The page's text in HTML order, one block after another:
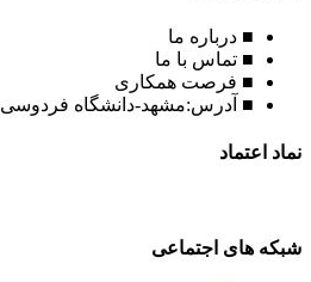
■ درباره ما
■ تماس با ما
■ فرصت همکاری
■ آدرس:مشهد-دانشگاه فردوسی
نماد اعتماد
شبکه های اجتماعی